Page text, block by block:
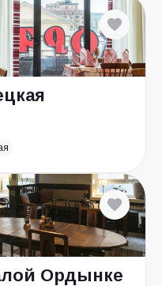
Ордынке